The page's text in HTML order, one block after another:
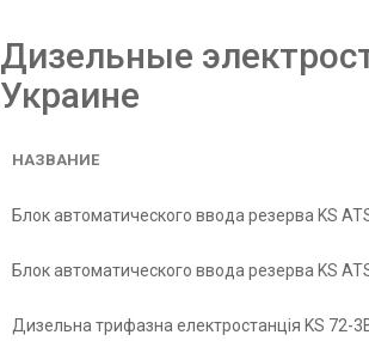
Дизельные
Украине
НАЗВАНИЕ
Блок автоматического ввода резерва KS
Блок автоматического ввода резерва KS
Дизельна трифазна електростанція KS 72-